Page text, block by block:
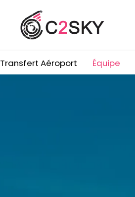
Transfert Aéroport Équipe